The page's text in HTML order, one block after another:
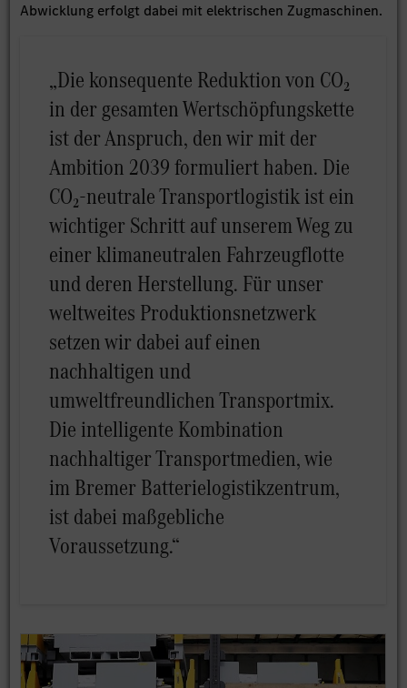
Abwicklung erfolgt dabei mit elektrischen Zugmaschinen.
„Die konsequente Reduktion von CO₂
in der gesamten Wertschöpfungskette
ist der Anspruch, den wir mit der
Ambition 2039 formuliert haben. Die
CO₂-neutrale Transportlogistik ist ein
wichtiger Schritt auf unserem Weg zu
einer klimaneutralen Fahrzeugflotte
und deren Herstellung. Für unser
weltweites Produktionsnetzwerk
setzen wir dabei auf einen
nachhaltigen und
umweltfreundlichen Transportmix.
Die intelligente Kombination
nachhaltiger Transportmedien, wie
im Bremer Batterielogistikzentrum,
ist dabei maßgebliche
Voraussetzung.“